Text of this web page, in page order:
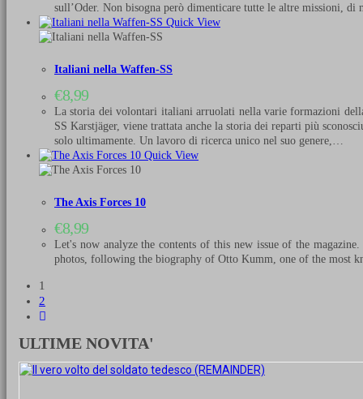
sull’Oder. Non bisogna però dimenticare tutte le altre missioni,
Quick View
Italiani nella Waffen-SS
€8,99
La storia dei volontari italiani arruolati nella varie formazioni
SS Karstjäger, viene trattata anche la storia dei reparti più
solo ultimamente. Un lavoro di ricerca unico nel suo genere,…
Quick View
The Axis Forces 10
€8,99
Let's now analyze the contents of this new issue of the
photos, following the biography of Otto Kumm, one of the most
1
2
ULTIME NOVITA'